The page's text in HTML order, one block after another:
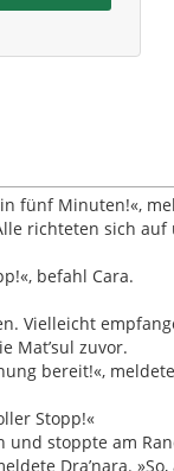
fünf Minuten!«,
richteten sich
befahl Cara.
Vielleicht
Mat’sul zuvor.
bereit!«,
Stopp!«
und stoppte am
Dra’nara.